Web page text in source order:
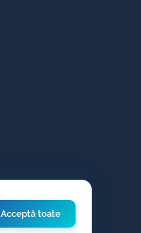
Acceptă toate